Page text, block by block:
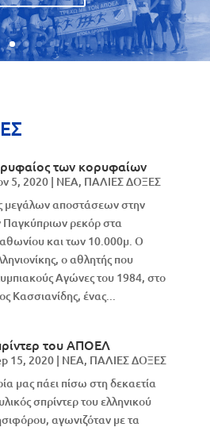
των κορυφαίων
5, 2020| NEA, ΠΑΛΙΕΣ ΔΟΞΕΣ
μεγάλων αποστάσεων στην
ρεκόρ στα
και των 10.000μ. Ο
ο αθλητής που
Αγώνες του 1984, στο
Κασσιανίδης, ένας...
του ΑΠΟΕΛ
15, 2020| NEA, ΠΑΛΙΕΣ ΔΟΞΕΣ
μας πάει πίσω στη δεκαετία
σπρίντερ του ελληνικού
αγωνιζόταν με τα